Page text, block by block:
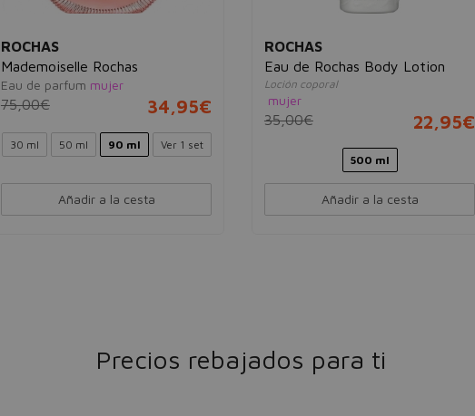
ROCHAS
Mademoiselle Rochas
Eau de parfum mujer
75,00€ 34,95€
30 ml 50 ml 90 ml Ver 1 set
Añadir a la cesta
ROCHAS
Eau de Rochas Body Lotion
Loción coporal
mujer
35,00€ 22,95€
500 ml
Añadir a la cesta
Precios rebajados para ti